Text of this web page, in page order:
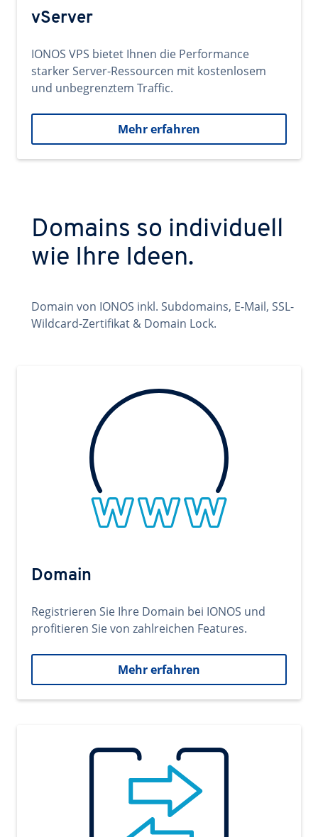
vServer
IONOS VPS bietet Ihnen die Performance
starker Server-Ressourcen mit kostenlosem
und unbegrenztem Traffic.
Mehr erfahren
Domains so individuell
wie Ihre Ideen.
Domain von IONOS inkl. Subdomains, E-Mail, SSL-
Wildcard-Zertifikat & Domain Lock.
Domain
Registrieren Sie Ihre Domain bei IONOS und
profitieren Sie von zahlreichen Features.
Mehr erfahren